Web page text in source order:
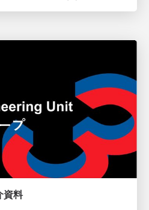
資料